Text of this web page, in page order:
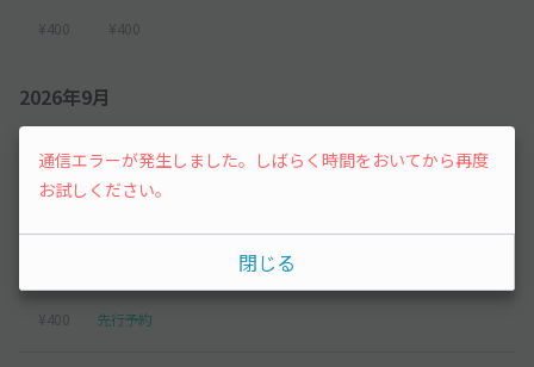
¥400 ¥400
2026年9月
1 2 3 4 5
¥400 先行予約
通信エラーが発生しました。しばらく時間をおいてから再度
お試しください。
閉じる